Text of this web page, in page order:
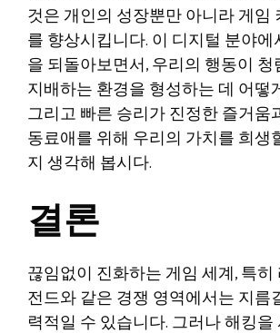
것은 개인의 성장뿐만 아니라 게임
를 향상시킵니다. 이 디지털 분야
을 되돌아보면서, 우리의 행동이
지배하는 환경을 형성하는 데 어떻
그리고 빠른 승리가 진정한 즐거움
동료애를 위해 우리의 가치를 희생
지 생각해 봅시다.
결론
끊임없이 진화하는 게임 세계, 특히
전드와 같은 경쟁 영역에서는 지름
력적일 수 있습니다. 그러나 해킹